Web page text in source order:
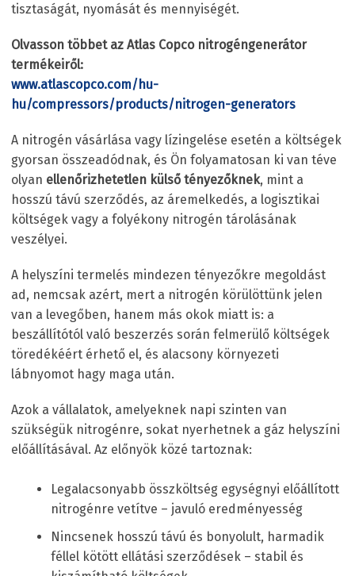
tisztaságát, nyomását és mennyiségét.
Olvasson többet az Atlas Copco nitrogéngenerátor
termékeiről:
www.atlascopco.com/hu-
hu/compressors/products/nitrogen-generators
A nitrogén vásárlása vagy lízingelése esetén a költségek
gyorsan összeadódnak, és Ön folyamatosan ki van téve
olyan ellenőrizhetetlen külső tényezőknek, mint a
hosszú távú szerződés, az áremelkedés, a logisztikai
költségek vagy a folyékony nitrogén tárolásának
veszélyei.
A helyszíni termelés mindezen tényezőkre megoldást
ad, nemcsak azért, mert a nitrogén körülöttünk jelen
van a levegőben, hanem más okok miatt is: a
beszállítótól való beszerzés során felmerülő költségek
töredékéért érhető el, és alacsony környezeti
lábnyomot hagy maga után.
Azok a vállalatok, amelyeknek napi szinten van
szükségük nitrogénre, sokat nyerhetnek a gáz helyszíni
előállításával. Az előnyök közé tartoznak:
Legalacsonyabb összköltség egységnyi előállított
nitrogénre vetítve – javuló eredményesség
Nincsenek hosszú távú és bonyolult, harmadik
féllel kötött ellátási szerződések – stabil és